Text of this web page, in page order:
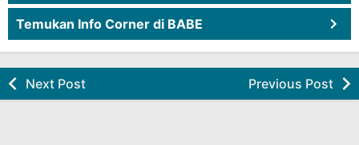
Temukan Info Corner di BABE
Next Post Previous Post